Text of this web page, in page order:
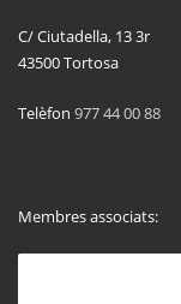
C/ Ciutadella, 13 3r
43500 Tortosa
Telèfon 977 44 00 88
Membres associats: